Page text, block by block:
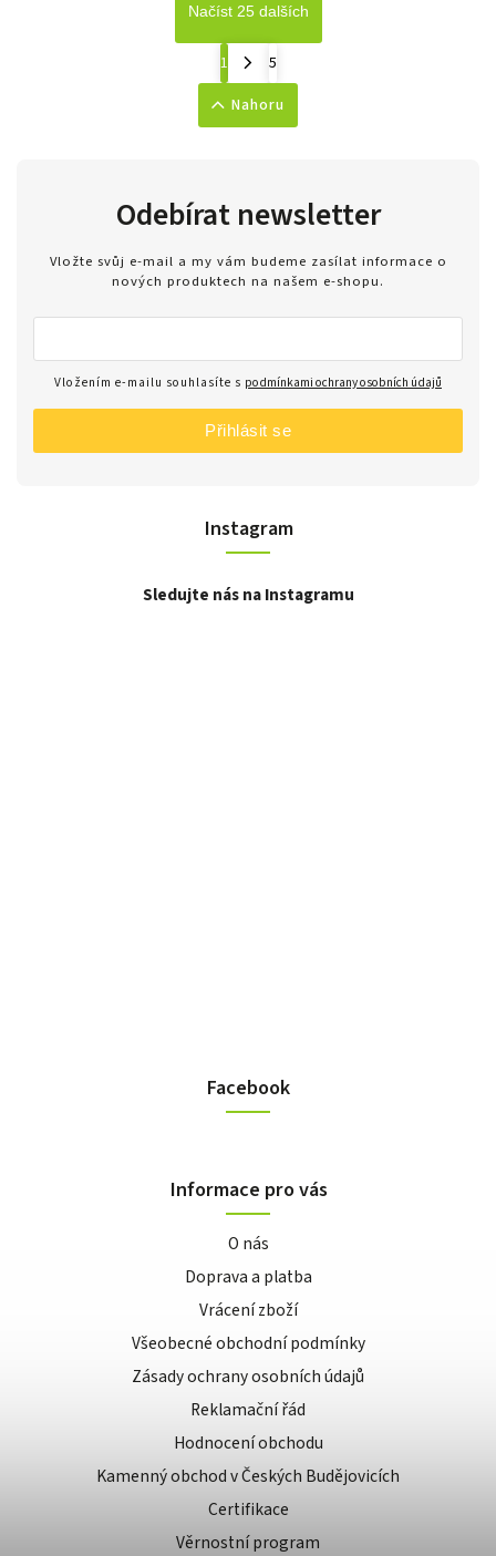
Načíst 25 dalších
1
5
Nahoru
Instagram
Sledujte nás na Instagramu
Odebírat newsletter
Vložte svůj e-mail a my vám budeme zasílat informace o
nových produktech na našem e-shopu.
Vložením e-mailu souhlasíte s podmínkami ochrany osobních údajů
Přihlásit se
Facebook
Informace pro vás
O nás
Doprava a platba
Vrácení zboží
Všeobecné obchodní podmínky
Zásady ochrany osobních údajů
Reklamační řád
Hodnocení obchodu
Kamenný obchod v Českých Budějovicích
Certifikace
Věrnostní program